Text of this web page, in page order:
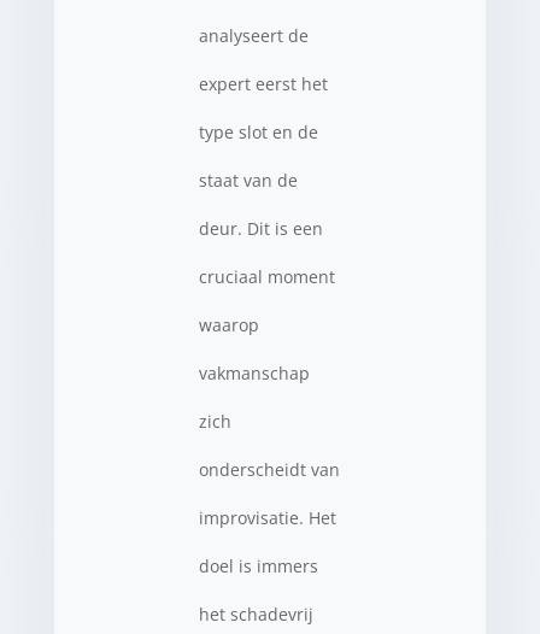
analyseert de
expert eerst het
type slot en de
staat van de
deur. Dit is een
cruciaal moment
waarop
vakmanschap
zich
onderscheidt van
improvisatie. Het
doel is immers
het schadevrij